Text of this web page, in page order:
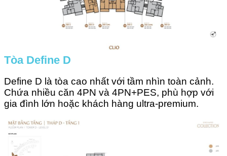
Tòa Define D
Define D là tòa cao nhất với tầm nhìn toàn cảnh.
Chứa nhiều căn 4PN và 4PN+PES, phù hợp với
gia đình lớn hoặc khách hàng ultra-premium.